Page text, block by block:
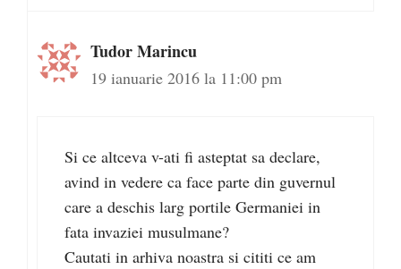
Tudor Marincu
19 ianuarie 2016 la 11:00 pm
Si ce altceva v-ati fi asteptat sa declare,
avind in vedere ca face parte din guvernul
care a deschis larg portile Germaniei in
fata invaziei musulmane?
Cautati in arhiva noastra si cititi ce am